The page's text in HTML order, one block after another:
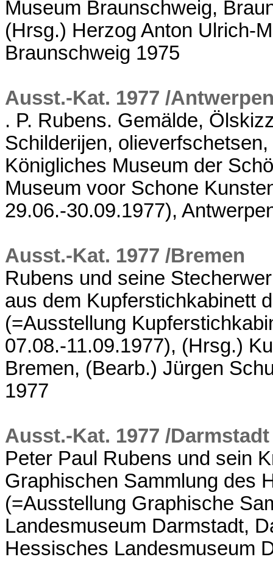
Museum Braunschweig,
(Hrsg.) Herzog Anton Ulrich-
Braunschweig 1975
Ausst.-Kat. 1977 /
. P. Rubens. Gemälde,
Schilderijen,
Königliches Museum der
Museum voor Schone
29.06.-30.09.1977),
Ausst.-Kat. 1977 /Bremen
Rubens und seine
aus dem Kupferstichkabinett
(=Ausstellung
07.08.-11.09.1977), (Hrsg.)
Bremen, (Bearb.) Jürgen
1977
Ausst.-Kat. 1977 /Darmstadt
Peter Paul Rubens und sein
Graphischen Sammlung des
(=Ausstellung Graphische
Landesmuseum Darmstadt,
Hessisches Landesmuseum